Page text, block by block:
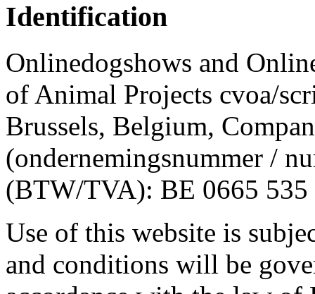
Identification
Onlinedogshows and
of Animal Projects cvoa/
Brussels, Belgium,
(ondernemingsnummer /
(BTW/TVA): BE 0665 535
Use of this website is
and conditions will be